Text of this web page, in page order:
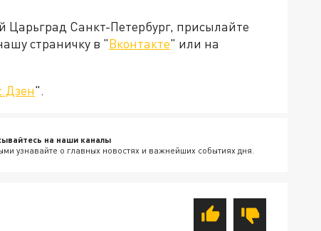
Царьград Санкт-Петербург, присылайте
страничку в "Вконтакте" или на
".
на наши каналы
узнавайте о главных новостях и важнейших событиях дня.